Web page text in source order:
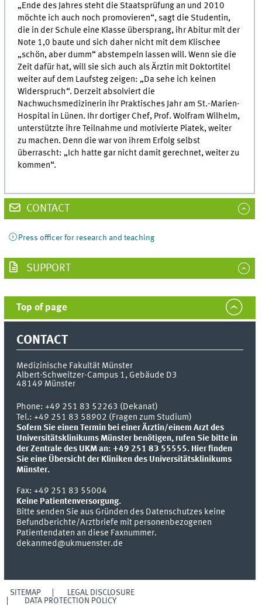
„Ende des Jahres steht die Staatsprüfung an und 2010
möchte ich auch noch promovieren“, sagt die Studentin,
die in der Schule eine Klasse übersprang, ihr Abitur mit der
Note 1,0 baute und sich daher nicht mit dem Klischee
„schön, aber dumm“ abstempeln lassen will. Wenn sie die
Zeit dafür hat, will sie sich auch als Ärztin mit Doktortitel
weiter auf dem Laufsteg zeigen: „Da sehe ich keinen
Widerspruch“. Derzeit absolviert die
Nachwuchsmedizinerin ihr Praktisches Jahr am St.-Marien-
Hospital in Lünen. Ihr dortiger Chef, Prof. Wolfram Wilhelm,
unterstützte ihre Teilnahme und motivierte Piatek, weiter
zu machen. Denn die war von ihrem Erfolg selbst
überrascht: „Ich hatte gar nicht damit gerechnet, weiter zu
kommen“.
CONTACT
Press officer for research and teaching
SUPPORT
Top of page
CONTACT
Medizinische Fakultät Münster
Albert-Schweitzer-Campus 1, Gebäude D3
48149 Münster
Phone:+49 251 83 52263 (Dekanat)
Tel.: +49 251 83 58902 (Fragen zum Studium)
Sofern Sie einen Termin bei einer Ärztin/einem Arzt des
Universitätsklinikums Münster benötigen, rufen Sie bitte in
der Zentrale des UKM an: +49 251 83 55555. Hier finden
Sie eine Übersicht der Kliniken des Universitätsklinikums
Münster.
Fax:+49 251 83 55004
Keine Patientenversorgung.
Bitte senden Sie aus Gründen des Datenschutzes keine
Befundberichte/Arztbriefe mit personenbezogenen
Patientendaten an diese Faxnummer.
dekanmed@ukmuenster.de
SITEMAP
LEGAL DISCLOSURE
DATA PROTECTION POLICY